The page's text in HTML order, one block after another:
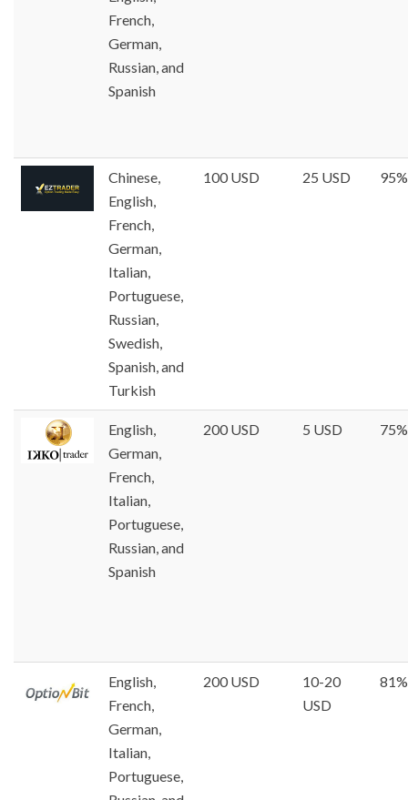
French,
German,
Russian, and
Spanish
Chinese,
English,
French,
German,
Italian,
Portuguese,
Russian,
Swedish,
Spanish, and
Turkish
100 USD 25 USD 95%
English,
German,
French,
Italian,
Portuguese,
Russian, and
Spanish
200 USD 5 USD 75%
English,
French,
German,
Italian,
Portuguese,
200 USD
10-20
USD
81%